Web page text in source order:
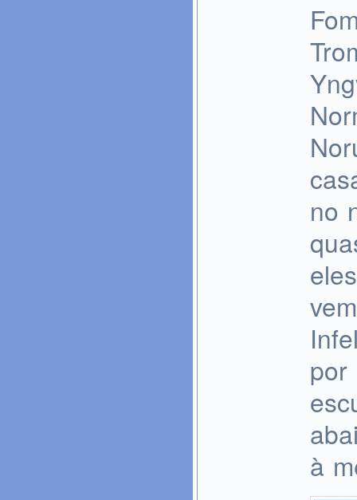
no
por
à